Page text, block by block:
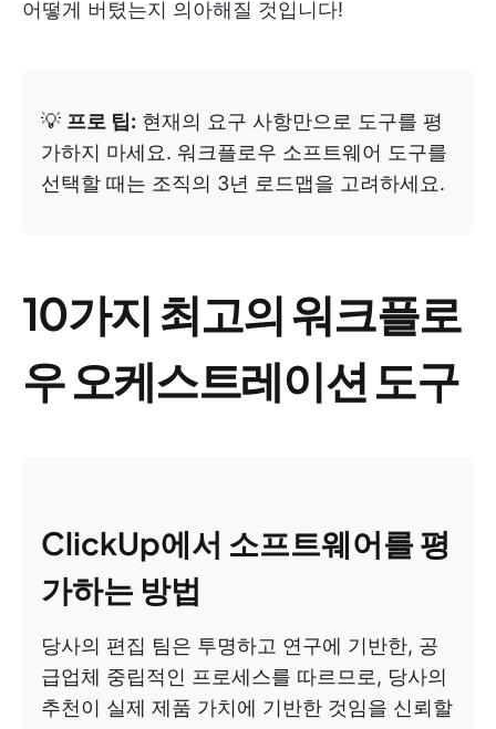
어떻게 버텼는지 의아해질 것입니다!
💡 프로 팁: 현재의 요구 사항만으로 도구를 평
가하지 마세요. 워크플로우 소프트웨어 도구를
선택할 때는 조직의 3년 로드맵을 고려하세요.
10가지 최고의 워크플로
우 오케스트레이션 도구
ClickUp에서 소프트웨어를 평
가하는 방법
당사의 편집 팀은 투명하고 연구에 기반한, 공
급업체 중립적인 프로세스를 따르므로, 당사의
추천이 실제 제품 가치에 기반한 것임을 신뢰할